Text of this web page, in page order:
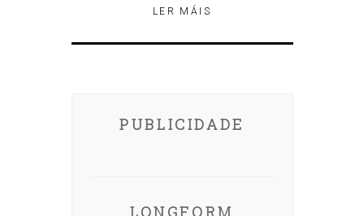
LER MÁIS
PUBLICIDADE
LONGFORM